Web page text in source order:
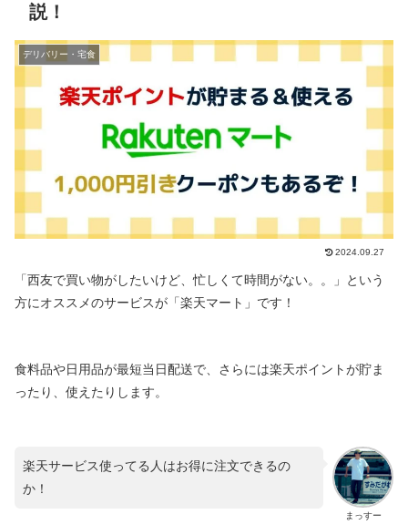
説！
デリバリー・宅食
2024.09.27
「西友で買い物がしたいけど、忙しくて時間がない。。」という
方にオススメのサービスが「楽天マート」です！
食料品や日用品が最短当日配送で、さらには楽天ポイントが貯ま
ったり、使えたりします。
まっすー
楽天サービス使ってる人はお得に注文できるの
か！